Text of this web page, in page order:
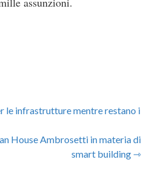
le infrastrutture mentre restano i
House Ambrosetti in materia di
smart building ⇾